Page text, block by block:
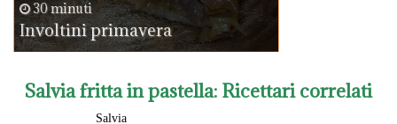
30 minuti
Involtini primavera
Salvia fritta in pastella: Ricettari correlati
Salvia